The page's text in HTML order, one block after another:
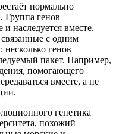
нормально
Группа генов
и наследуется вместе.
с одним
несколько генов
пакет. Например,
помогающего
вместе, а не
генетика
похожий